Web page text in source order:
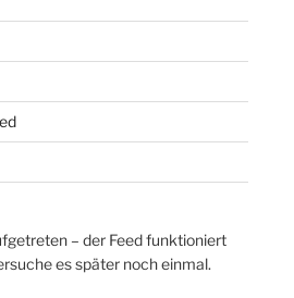
sbin/suma [1048])
sbin/suma [1048])
sbin/suma [1048])
– der Feed funktioniert
es später noch einmal.